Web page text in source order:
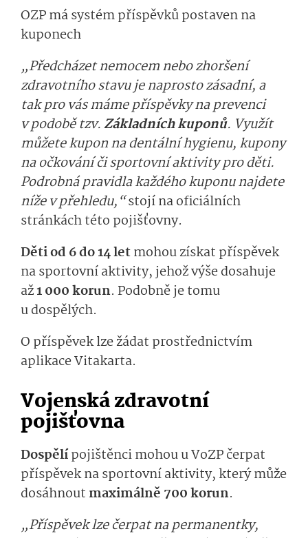
OZP má systém příspěvků postaven na
kuponech
„Předcházet nemocem nebo zhoršení
zdravotního stavu je naprosto zásadní, a
tak pro vás máme příspěvky na prevenci
v podobě tzv. Základních kuponů. Využít
můžete kupon na dentální hygienu, kupony
na očkování či sportovní aktivity pro děti.
Podrobná pravidla každého kuponu najdete
níže v přehledu,“stojí na oficiálních
stránkách této pojišťovny.
Děti od 6 do 14 letmohou získat příspěvek
na sportovní aktivity, jehož výše dosahuje
až1 000 korun. Podobně je tomu
u dospělých.
O příspěvek lze žádat prostřednictvím
aplikace Vitakarta.
Vojenská zdravotní
pojišťovna
Dospělípojištěnci mohou u VoZP čerpat
příspěvek na sportovní aktivity, který může
dosáhnout maximálně 700 korun.
„Příspěvek lze čerpat na permanentky,